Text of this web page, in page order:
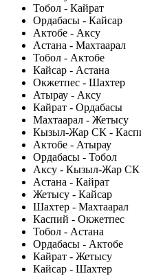
Тобол - Кайрат
Ордабасы - Кайсар
Актобе - Аксу
Астана - Махтаарал
Тобол - Актобе
Кайсар - Астана
Окжетпес - Шахтер
Атырау - Аксу
Кайрат - Ордабасы
Махтаарал - Жетысу
Кызыл-Жар СК -
Актобе - Атырау
Ордабасы - Тобол
Аксу - Кызыл-Жар СК
Астана - Кайрат
Жетысу - Кайсар
Шахтер - Махтаарал
Каспий - Окжетпес
Тобол - Астана
Ордабасы - Актобе
Кайрат - Жетысу
Кайсар - Шахтер